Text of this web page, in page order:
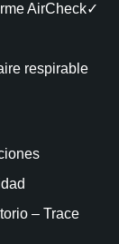
AirCheck✓
respirable
– Trace